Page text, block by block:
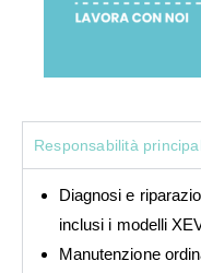
Responsabilità
Diagnosi e
inclusi i modelli
Manutenzione